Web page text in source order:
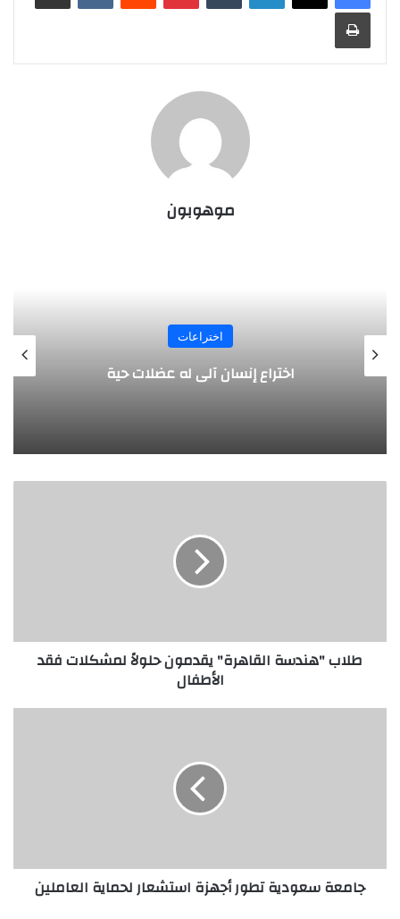
طباعة
موهوبون
اختراعات
مسدس يتعرف على هوية صاحبه
طلاب "هندسة القاهرة" يقدمون حلولاً لمشكلات فقد
الأطفال
جامعة سعودية تطور أجهزة استشعار لحماية العاملين